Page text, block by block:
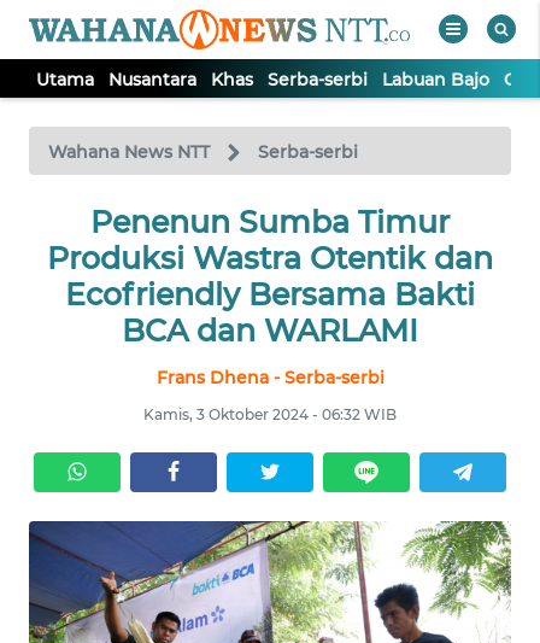
Utama Nusantara Khas Serba-serbi Labuan Bajo
Wahana News NTT Serba-serbi
Penenun Sumba Timur
Produksi Wastra Otentik dan
Ecofriendly Bersama Bakti
BCA dan WARLAMI
Frans Dhena - Serba-serbi
Kamis, 3 Oktober 2024 - 06:32 WIB
TV
Tutup
NUSANTARA
SERBI
LABUAN
BAJO
OPINI